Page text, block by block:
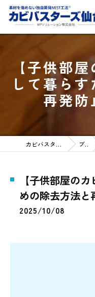
【子供部
して暮ら
再発防
カビバスターズ仙台HOME ブログ
【子供部屋の
めの除去方法
2025/10/08